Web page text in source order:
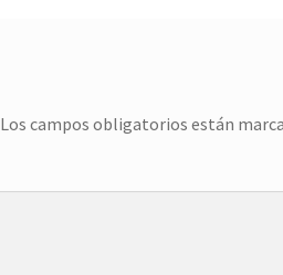
Los campos obligatorios están